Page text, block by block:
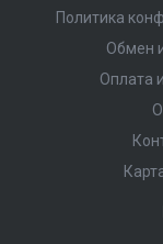
Политика
Обмен
Оплата